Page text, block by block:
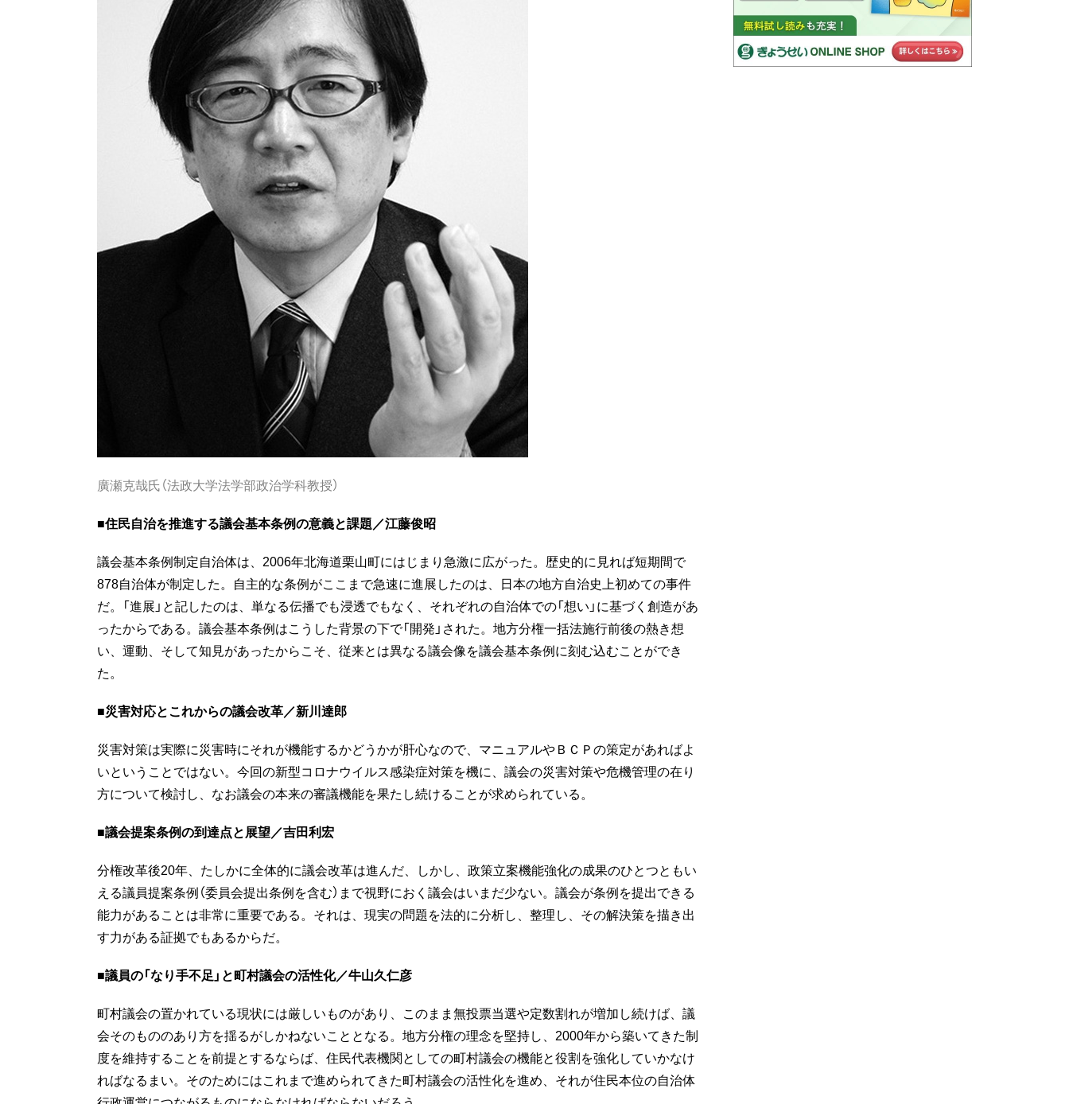
廣瀬克哉氏（法政大学法学部政治学科教授）
■住民自治を推進する議会基本条例の意義と課題／江藤俊昭
議会基本条例制定自治体は、2006年北海道栗山町にはじまり急激に広がった。歴史的に見れば短期間で
878自治体が制定した。自主的な条例がここまで急速に進展したのは、日本の地方自治史上初めての事件
だ。「進展」と記したのは、単なる伝播でも浸透でもなく、それぞれの自治体での「想い」に基づく創造があ
ったからである。議会基本条例はこうした背景の下で「開発」された。地方分権一括法施行前後の熱き想
い、運動、そして知見があったからこそ、従来とは異なる議会像を議会基本条例に刻む込むことができ
た。
■災害対応とこれからの議会改革／新川達郎
災害対策は実際に災害時にそれが機能するかどうかが肝心なので、マニュアルやＢＣＰの策定があればよ
いということではない。今回の新型コロナウイルス感染症対策を機に、議会の災害対策や危機管理の在り
方について検討し、なお議会の本来の審議機能を果たし続けることが求められている。
■議会提案条例の到達点と展望／吉田利宏
分権改革後20年、たしかに全体的に議会改革は進んだ、しかし、政策立案機能強化の成果のひとつともい
える議員提案条例（委員会提出条例を含む）まで視野におく議会はいまだ少ない。議会が条例を提出できる
能力があることは非常に重要である。それは、現実の問題を法的に分析し、整理し、その解決策を描き出
す力がある証拠でもあるからだ。
■議員の「なり手不足」と町村議会の活性化／牛山久仁彦
町村議会の置かれている現状には厳しいものがあり、このまま無投票当選や定数割れが増加し続けば、議
会そのもののあり方を揺るがしかねないこととなる。地方分権の理念を堅持し、2000年から築いてきた制
度を維持することを前提とするならば、住民代表機関としての町村議会の機能と役割を強化していかなけ
ればなるまい。そのためにはこれまで進められてきた町村議会の活性化を進め、それが住民本位の自治体